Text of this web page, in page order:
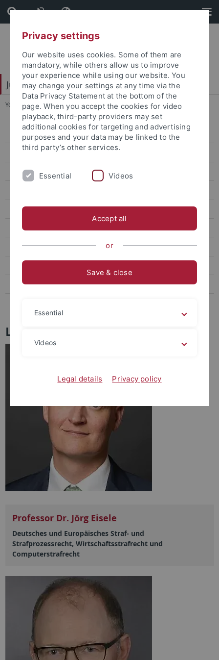
Skip
to
content
Skip
to
footer
Juristische Fakultät
You are here: Home ... Lehrstühle Strafrecht
Lehrstühle Bürgerliches Recht
Lehrstühle Öffentliches Recht
Lehrstühle Strafrecht
Hecker
Heinrich
Kinzig
Stiftungsprofessur
Juniorprofessur
Lehrstühle Strafrecht
Professor Dr. Jörg Eisele
Deutsches und Europäisches Straf- und
Strafprozessrecht, Wirtschaftsstrafrecht und
Computerstrafrecht
Privacy settings
Our website uses cookies. Some of them are
mandatory, while others allow us to improve
your experience while using our website. You
may change your settings at any time via the
Data Privacy Statement at the bottom of the
page. When you accept the cookies for video
playback, third-party providers may set
additional cookies for targeting and advertising
purposes and your data may be linked to the
third party’s other services.
Essential Videos
Accept all
or
Save & close
Essential
Videos
Legal details Privacy policy